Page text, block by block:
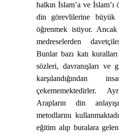
halkın İslam’a ve
din görevlilerine büyük
öğrenmek istiyor. Ancak
medreselerden
Bunlar bazı katı
sözleri, davranışları ve
karşılandığından
çekememektedirler.
Arapların din
metodlarını
eğitim alıp buralara